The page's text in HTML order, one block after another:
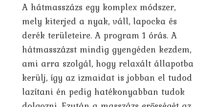
A hátmasszázs egy komplex módszer,
mely kiterjed a nyak, váll, lapocka és
derék területeire. A program 1 órás. A
hátmasszázst mindig gyengéden kezdem,
ami arra szolgál, hogy relaxált állapotba
kerülj, így az izmaidat is jobban el tudod
lazítani én pedig hatékonyabban tudok